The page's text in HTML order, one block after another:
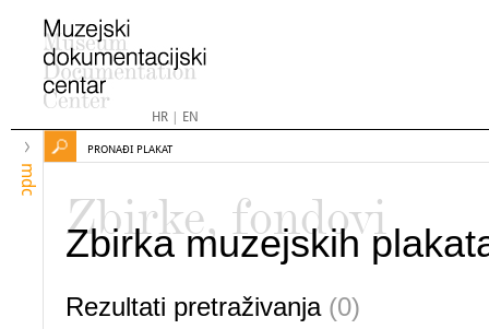
HR| EN
mdc
PRONAĐI PLAKAT
Zbirke, fondovi
Zbirka muzejskih
Rezultati pretraživanja (0)